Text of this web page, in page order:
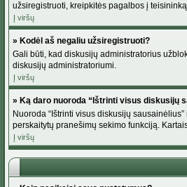
užsiregistruoti, kreipkitės pagalbos į
Į viršų
» Kodėl aš negaliu užsiregistruoti?
Gali būti, kad diskusijų administratorius
diskusijų administratoriumi.
Į viršų
» Ką daro nuoroda “Ištrinti visus diskusijų
Nuoroda “Ištrinti visus diskusijų
perskaitytų pranešimų sekimo funkciją.
Į viršų